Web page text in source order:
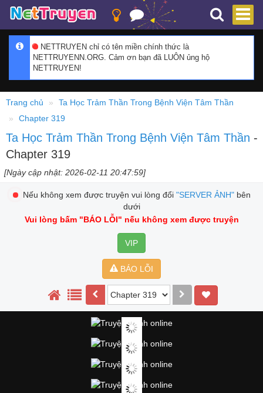
NETTRUYEN chỉ có tên miền chính thức là
NETTRUYENN.ORG. Cảm ơn bạn đã LUÔN ủng hộ
NETTRUYEN!
Trang chủ
Ta Học Trảm Thần Trong Bệnh Viện Tâm Thần
Chapter 319
Ta Học Trảm Thần Trong Bệnh Viện Tâm Thần -
Chapter 319
[Ngày cập nhật: 2026-02-11 20:47:59]
Nếu không xem được truyện vui lòng đổi "SERVER ẢNH"bên
dưới
Vui lòng bấm "BÁO LỖI" nếu không xem được truyện
VIP
BÁO LỖI